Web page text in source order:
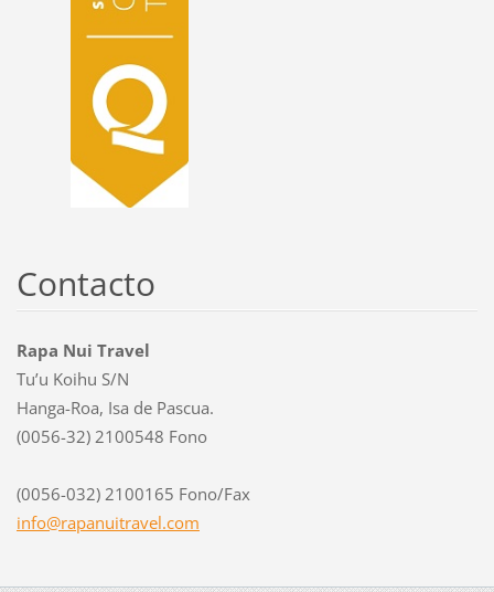
Contacto
Rapa Nui Travel
Tu’u Koihu S/N
Hanga-Roa, Isa de Pascua.
(0056-32) 2100548 Fono
(0056-032) 2100165 Fono/Fax
info@rapanuitravel.com